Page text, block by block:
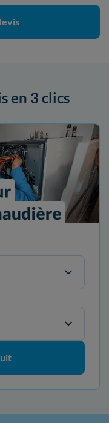
en 3 clics